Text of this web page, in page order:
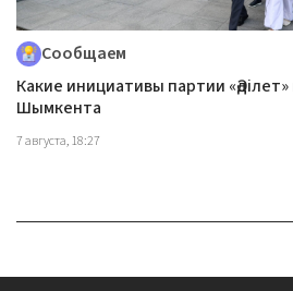
Сообщаем
Какие инициативы партии
Шымкента
7 августа, 18:27